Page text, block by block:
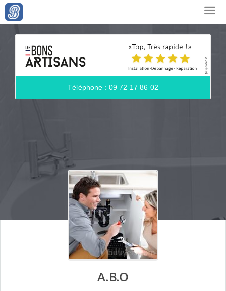
Téléphone : 09 72 17 86 02
A.B.O